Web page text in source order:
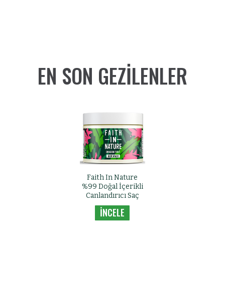
EN SON GEZILENLER
Faith In Nature
%99 Doğal İçerikli
Canlandırıcı Saç
Bakım Maskesi -
Tüm Saç Tipleri
İçin Ejder Meyvesi
İNCELE